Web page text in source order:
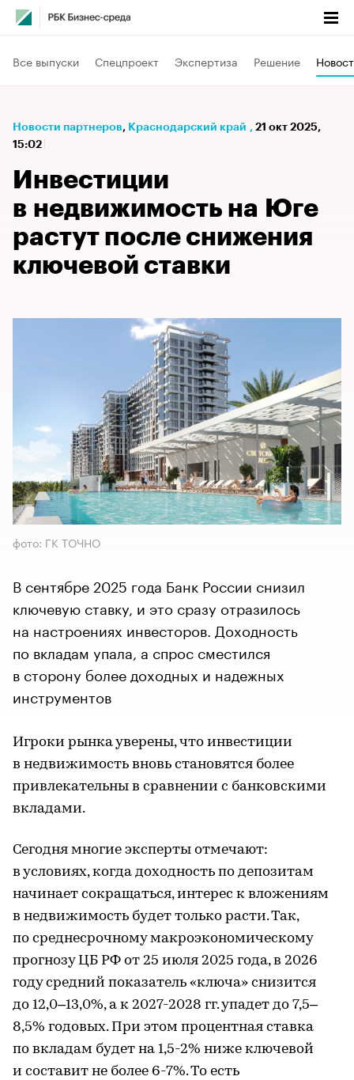
Все выпуски Спецпроект Экспертиза Решение
Новости партнеров⁠, Краснодарский край , 21 окт 2025,
15:02
Инвестиции
в недвижимость на Юге
растут после снижения
ключевой ставки
фото: ГК ТОЧНО
В сентябре 2025 года Банк России снизил
ключевую ставку, и это сразу отразилось
на настроениях инвесторов. Доходность
по вкладам упала, а спрос сместился
в сторону более доходных и надежных
инструментов
Игроки рынка уверены, что инвестиции
в недвижимость вновь становятся более
привлекательны в сравнении с банковскими
вкладами.
Сегодня многие эксперты отмечают:
в условиях, когда доходность по депозитам
начинает сокращаться, интерес к вложениям
в недвижимость будет только расти. Так,
по среднесрочному макроэкономическому
прогнозу ЦБ РФ от 25 июля 2025 года, в 2026
году средний показатель «ключа» снизится
до 12,0–13,0%, а к 2027-2028 гг. упадет до 7,5–
8,5% годовых. При этом процентная ставка
по вкладам будет на 1,5-2% ниже ключевой
и составит не более 6-7%. То есть